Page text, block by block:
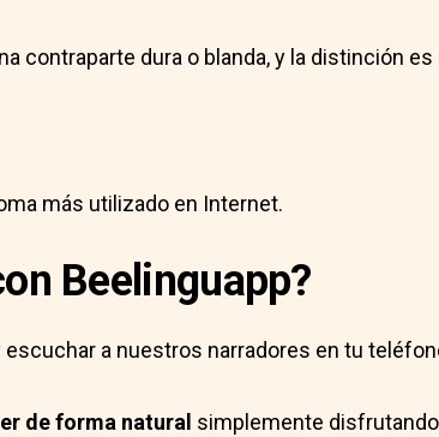
contraparte dura o blanda, y la distinción
más utilizado en Internet.
Beelinguapp?
a nuestros narradores en tu
de forma natural simplemente